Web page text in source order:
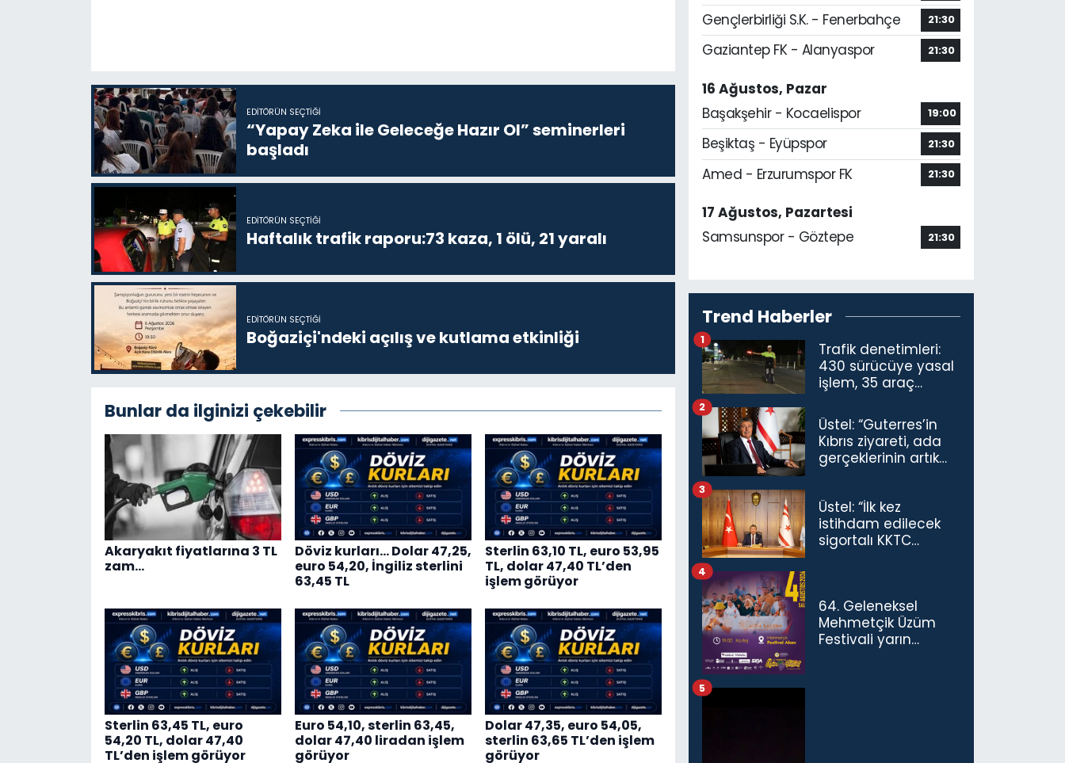
EDITÖRÜN SEÇTIĞI
“Yapay Zeka ile Geleceğe Hazır Ol” seminerleri
başladı
EDITÖRÜN SEÇTIĞI
Haftalık trafik raporu:73 kaza, 1 ölü, 21 yaralı
EDITÖRÜN SEÇTIĞI
Boğaziçi'ndeki açılış ve kutlama etkinliği
Bunlar da ilginizi çekebilir
Akaryakıt fiyatlarına 3 TL
zam…
Döviz kurları… Dolar 47,25,
euro 54,20, İngiliz sterlini
63,45 TL
Sterlin 63,10 TL, euro 53,95
TL, dolar 47,40 TL’den
işlem görüyor
Sterlin 63,45 TL, euro
54,20 TL, dolar 47,40
TL’den işlem görüyor
Euro 54,10, sterlin 63,45,
dolar 47,40 liradan işlem
görüyor
Dolar 47,35, euro 54,05,
sterlin 63,65 TL’den işlem
görüyor
Gençlerbirliği S.K. - Fenerbahçe 21:30
Gaziantep FK - Alanyaspor 21:30
16 Ağustos, Pazar
Başakşehir - Kocaelispor
19:00
Beşiktaş - Eyüpspor 21:30
Amed - Erzurumspor FK 21:30
17 Ağustos, Pazartesi
Samsunspor - Göztepe
21:30
Trend Haberler
Trafik denetimleri:
430 sürücüye yasal
işlem, 35 araç
1
Üstel: “Guterres’in
Kıbrıs ziyareti, ada
gerçeklerinin artık
göstermiştir”
2
Üstel: “İlk kez
istihdam edilecek
sigortalı KKTC
3
64. Geleneksel
Mehmetçik Üzüm
Festivali yarın
4
5